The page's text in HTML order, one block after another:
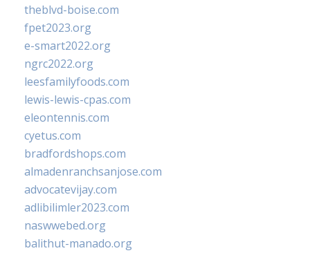
theblvd-boise.com
fpet2023.org
e-smart2022.org
ngrc2022.org
leesfamilyfoods.com
lewis-lewis-cpas.com
eleontennis.com
cyetus.com
bradfordshops.com
almadenranchsanjose.com
advocatevijay.com
adlibilimler2023.com
naswwebed.org
balithut-manado.org